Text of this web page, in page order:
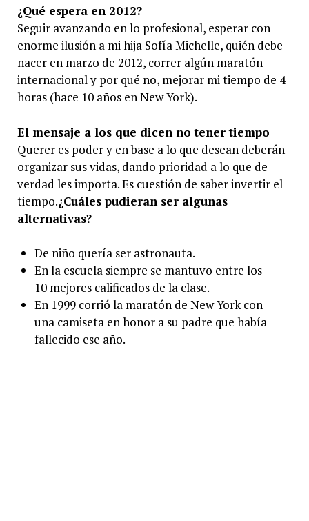
¿Qué espera en 2012?
Seguir avanzando en lo profesional, esperar con
enorme ilusión a mi hija Sofía Michelle, quién debe
nacer en marzo de 2012, correr algún maratón
internacional y por qué no, mejorar mi tiempo de 4
horas (hace 10 años en New York).
El mensaje a los que dicen no tener tiempo
Querer es poder y en base a lo que desean deberán
organizar sus vidas, dando prioridad a lo que de
verdad les importa. Es cuestión de saber invertir el
tiempo.¿Cuáles pudieran ser algunas
alternativas?
De niño quería ser astronauta.
En la escuela siempre se mantuvo entre los
10 mejores calificados de la clase.
En 1999 corrió la maratón de New York con
una camiseta en honor a su padre que había
fallecido ese año.